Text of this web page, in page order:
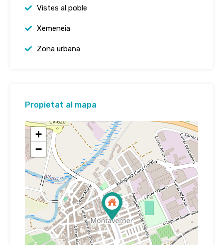
Vistes al poble
Xemeneia
Zona urbana
Propietat al mapa
+
−